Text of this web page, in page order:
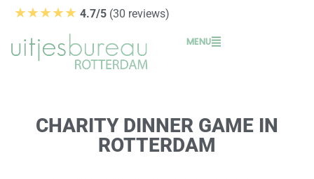
★★★★★ 4.7/5 (30 reviews)
MENU
CHARITY DINNER GAME IN
ROTTERDAM